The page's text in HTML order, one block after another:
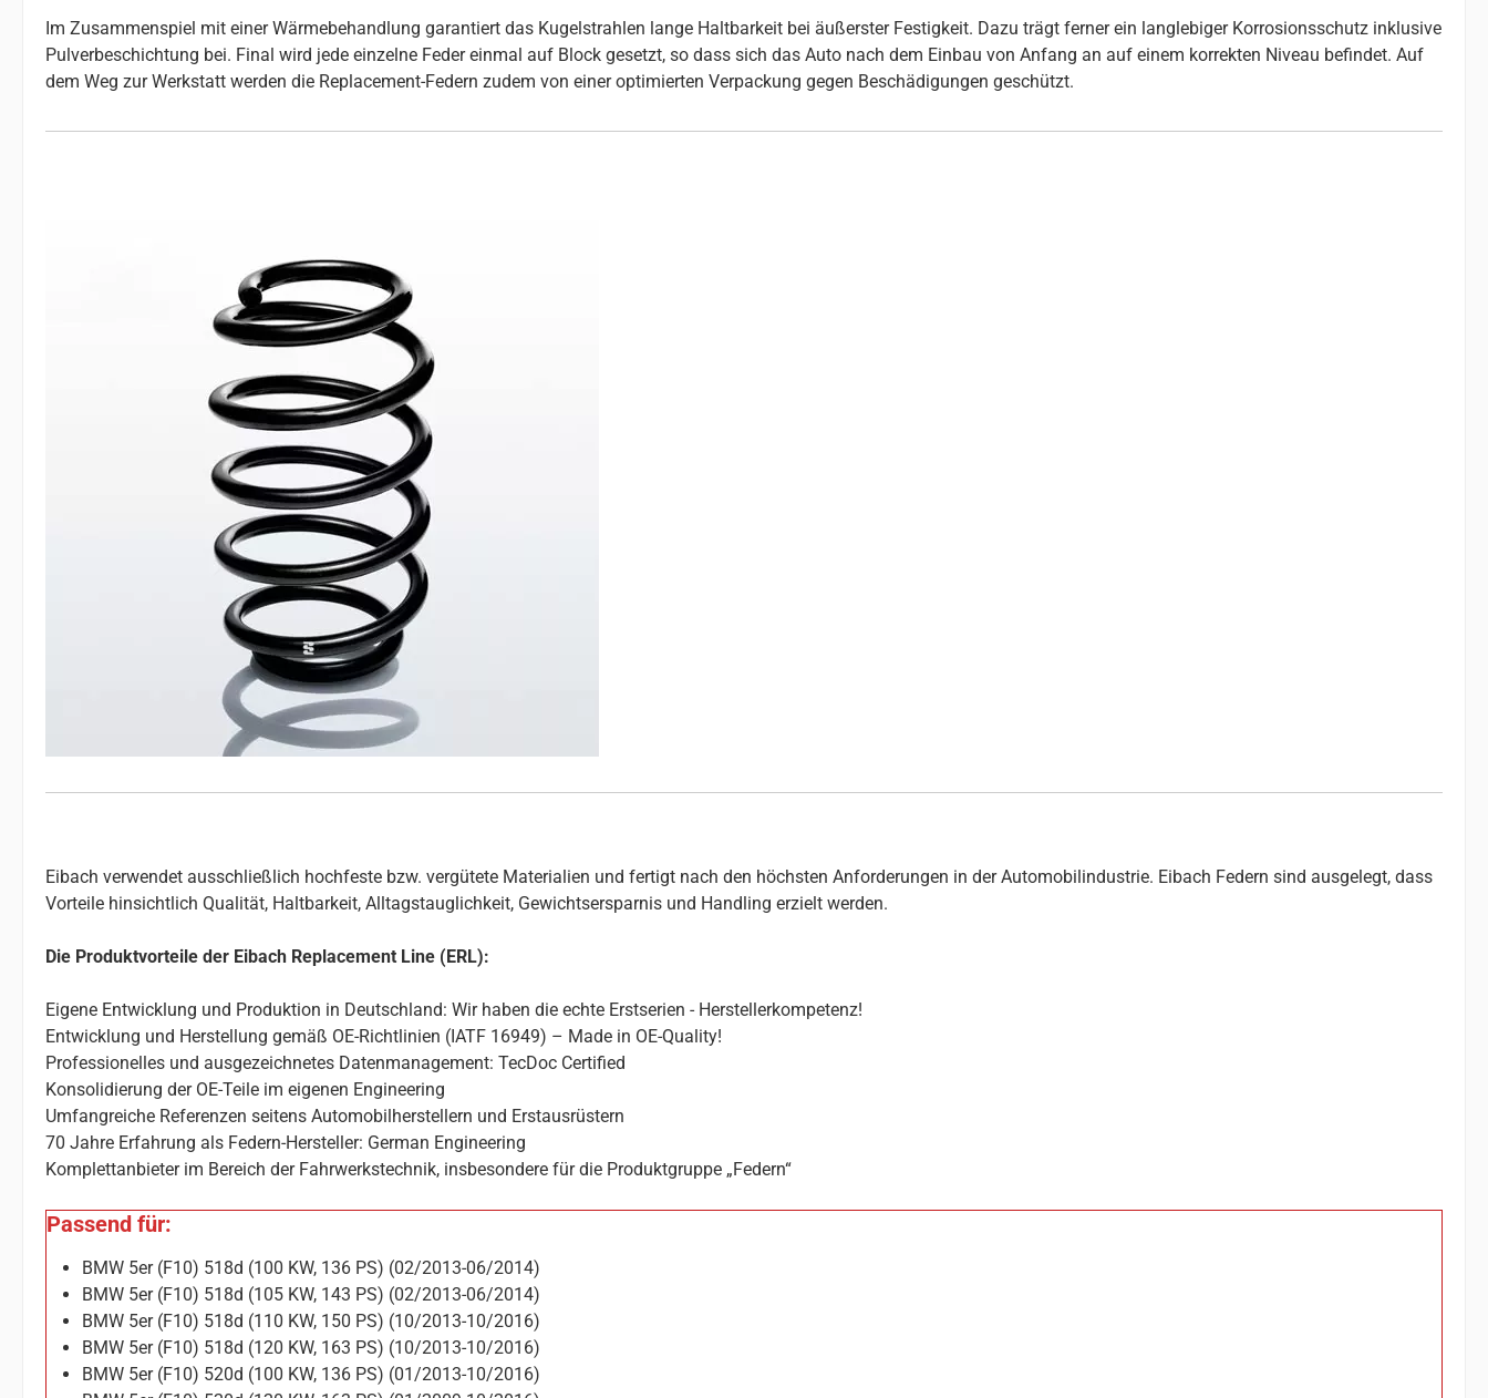
Im Zusammenspiel mit einer Wärmebehandlung garantiert das Kugelstrahlen lange Haltbarkeit bei äußerster Festigkeit. Dazu trägt ferner ein langlebiger Korrosionsschutz inklusive
Pulverbeschichtung bei. Final wird jede einzelne Feder einmal auf Block gesetzt, so dass sich das Auto nach dem Einbau von Anfang an auf einem korrekten Niveau befindet. Auf
dem Weg zur Werkstatt werden die Replacement-Federn zudem von einer optimierten Verpackung gegen Beschädigungen geschützt.
Eibach verwendet ausschließlich hochfeste bzw. vergütete Materialien und fertigt nach den höchsten Anforderungen in der Automobilindustrie. Eibach Federn sind ausgelegt, dass
Vorteile hinsichtlich Qualität, Haltbarkeit, Alltagstauglichkeit, Gewichtsersparnis und Handling erzielt werden.
Die Produktvorteile der Eibach Replacement Line (ERL):
Eigene Entwicklung und Produktion in Deutschland: Wir haben die echte Erstserien - Herstellerkompetenz!
Entwicklung und Herstellung gemäß OE-Richtlinien (IATF 16949) – Made in OE-Quality!
Professionelles und ausgezeichnetes Datenmanagement: TecDoc Certified
Konsolidierung der OE-Teile im eigenen Engineering
Umfangreiche Referenzen seitens Automobilherstellern und Erstausrüstern
70 Jahre Erfahrung als Federn-Hersteller: German Engineering
Komplettanbieter im Bereich der Fahrwerkstechnik, insbesondere für die Produktgruppe „Federn“
Passend für:
BMW 5er (F10) 518d (100 KW, 136 PS) (02/2013-06/2014)
BMW 5er (F10) 518d (105 KW, 143 PS) (02/2013-06/2014)
BMW 5er (F10) 518d (110 KW, 150 PS) (10/2013-10/2016)
BMW 5er (F10) 518d (120 KW, 163 PS) (10/2013-10/2016)
BMW 5er (F10) 520d (100 KW, 136 PS) (01/2013-10/2016)